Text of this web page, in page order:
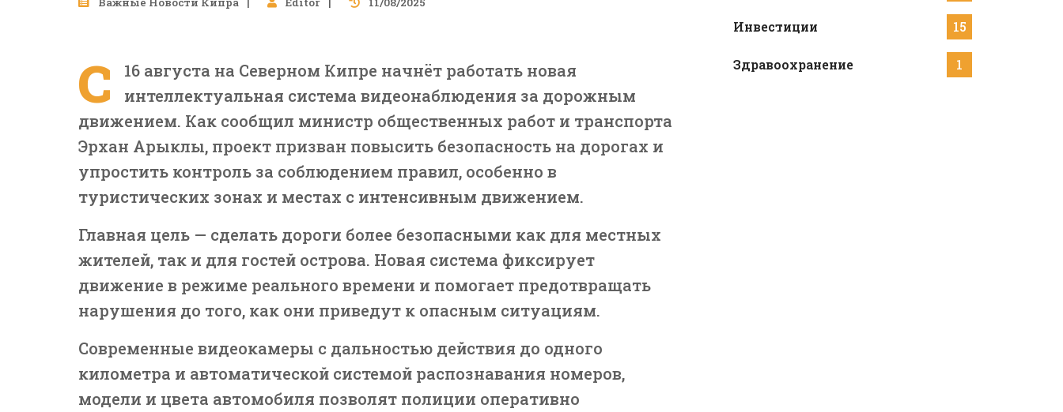
С
16 августа на Северном Кипре начнёт работать новая
интеллектуальная система видеонаблюдения за дорожным
движением. Как сообщил министр общественных работ и транспорта
Эрхан Арыклы, проект призван повысить безопасность на дорогах и
упростить контроль за соблюдением правил, особенно в
туристических зонах и местах с интенсивным движением.
Главная цель — сделать дороги более безопасными как для местных
жителей, так и для гостей острова. Новая система фиксирует
движение в режиме реального времени и помогает предотвращать
нарушения до того, как они приведут к опасным ситуациям.
Современные видеокамеры с дальностью действия до одного
километра и автоматической системой распознавания номеров,
модели и цвета автомобиля позволят полиции оперативно
Инвестиции 15
Здравоохранение 1